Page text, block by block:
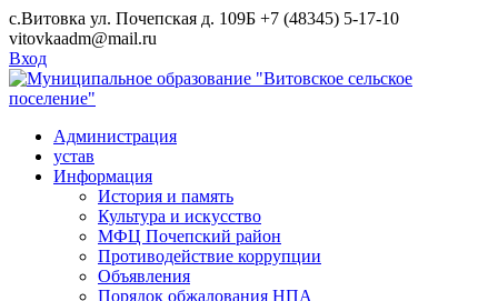
Skip
to
content
с.Витовка ул. Почепская д. 109Б +7 (48345) 5-17-10
vitovkaadm@mail.ru
Вход
Администрация
устав
Информация
История и память
Культура и искусство
МФЦ Почепский район
Противодействие коррупции
Объявления
Порядок обжалования НПА